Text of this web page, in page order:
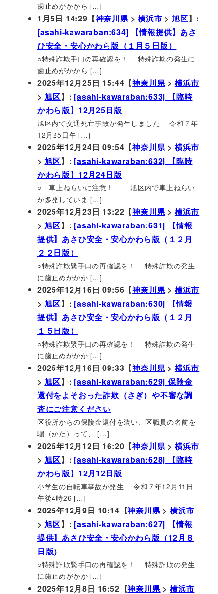
歯止めがかから […]
1月5日 14:29【神奈川県>横浜市 > 旭区】:
[asahi-kawaraban:634] 【情報提供】あさ
ひ安全・安心かわら版（１月５日版）
○特殊詐欺手口の再確認を！ 特殊詐欺の発生に
歯止めがかから […]
2025年12月25日 15:44【神奈川県> 横浜市
> 旭区】: [asahi-kawaraban:633] 【臨時
かわら版】12月25日版
旭区内で交通死亡事故が発生しました 令和７年
12月25日午 […]
2025年12月24日 09:54【神奈川県> 横浜市
> 旭区】: [asahi-kawaraban:632] 【臨時
かわら版】12月24日版
○ 車上ねらいに注意！ 旭区内で車上ねらい
が多発していま […]
2025年12月23日 13:22【神奈川県> 横浜市
> 旭区】: [asahi-kawaraban:631] 【情報
提供】あさひ安全・安心かわら版（１２月
２２日版）
○特殊詐欺緊手口の再確認を！ 特殊詐欺の発生
に歯止めがかか […]
2025年12月16日 09:56【神奈川県> 横浜市
> 旭区】: [asahi-kawaraban:630] 【情報
提供】あさひ安全・安心かわら版（１２月
１５日版）
○特殊詐欺緊手口の再確認を！ 特殊詐欺の発生
に歯止めがかか […]
2025年12月16日 09:33【神奈川県> 横浜市
> 旭区】: [asahi-kawaraban:629] 保険金
還付をよそおった詐欺（さぎ）や不審な調
査にご注意ください
区役所からの保険金還付を装い、区職員の名前を
騙（かた）って、 […]
2025年12月12日 16:20【神奈川県> 横浜市
> 旭区】: [asahi-kawaraban:628] 【臨時
かわら版】12月12日版
小学生の自転車事故が発生 令和７年12月11日
午後4時26 […]
2025年12月9日 10:14【神奈川県>横浜市
> 旭区】: [asahi-kawaraban:627] 【情報
提供】あさひ安全・安心かわら版（12月８
日版）
○特殊詐欺緊手口の再確認を！ 特殊詐欺の発生
に歯止めがかか […]
2025年12月8日 16:52【神奈川県>横浜市